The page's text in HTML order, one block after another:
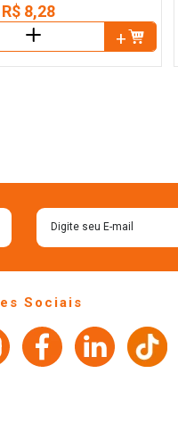
R$ 8,28
＋
Sociais